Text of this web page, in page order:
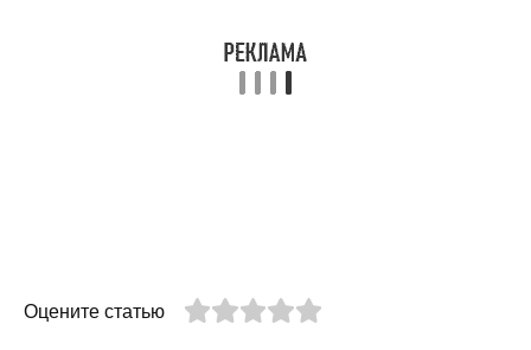
Оцените статью